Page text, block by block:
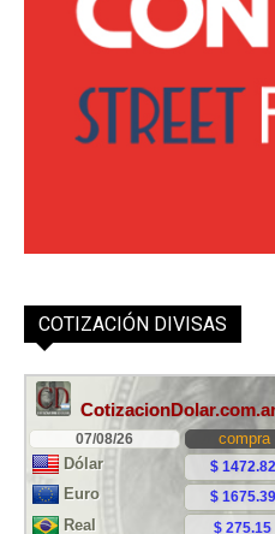
COTIZACIÓN DIVISAS